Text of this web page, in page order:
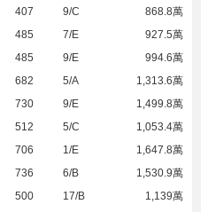
407 9/C
868.8萬
485 7/E
927.5萬
485 9/E
994.6萬
682 5/A
1,313.6萬
730 9/E
1,499.8萬
512 5/C
1,053.4萬
706 1/E
1,647.8萬
736 6/B
1,530.9萬
500 17/B
1,139萬